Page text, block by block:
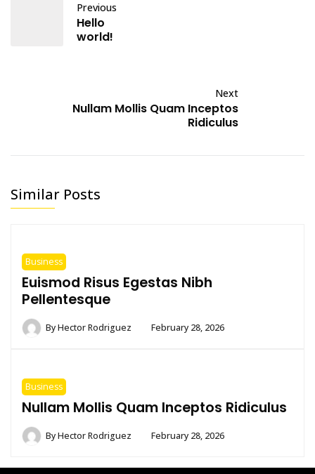
Previous
Hello
world!
Next
Nullam Mollis Quam Inceptos
Ridiculus
Similar Posts
Business
Euismod Risus Egestas Nibh
Pellentesque
ByHector Rodriguez February 28, 2026
Business
Nullam Mollis Quam Inceptos Ridiculus
ByHector Rodriguez February 28, 2026